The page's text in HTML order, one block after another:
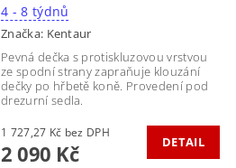
4 - 8 týdnů
Značka: Kentaur
Pevná dečka s protiskluzovou vrstvou
ze spodní strany zapraňuje klouzání
dečky po hřbetě koně. Provedení pod
drezurní sedla.
1 727,27 Kč bez DPH
2 090 Kč DETAIL